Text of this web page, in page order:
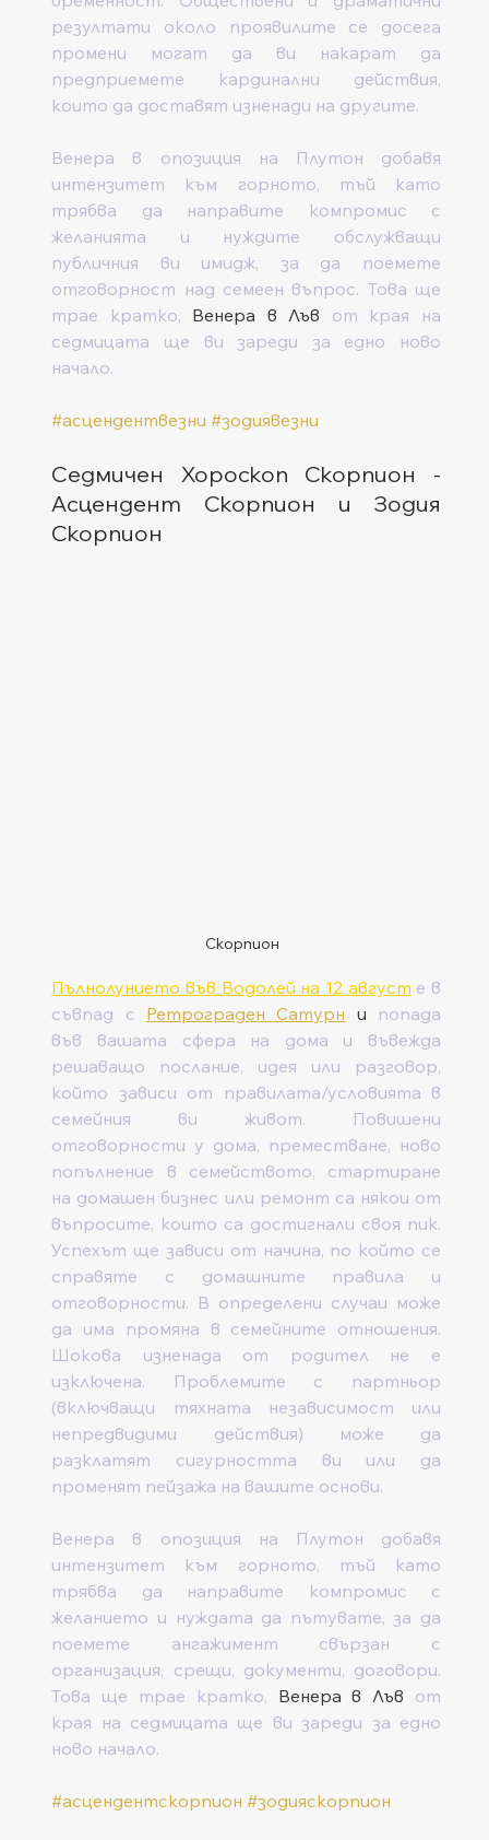
резултати около проявилите се досега
промени могат да ви накарат да
предприемете кардинални действия,
които да доставят изненади на другите.
Венера в опозиция на Плутон добавя
интензитет към горното, тъй като
трябва да направите компромис с
желанията и нуждите обслужващи
публичния ви имидж, за да поемете
отговорност над семеен въпрос. Това ще
трае кратко, Венера в Лъв от края на
седмицата ще ви зареди за едно ново
начало.
#асцендентвезни #зодиявезни
Седмичен Хороскоп Скорпион -
Асцендент Скорпион и Зодия
Скорпион
Скорпион
Пълнолунието във Водолей на 12 август е в
съвпад с Ретрограден Сатурн и попада
във вашата сфера на дома и въвежда
решаващо послание, идея или разговор,
който зависи от правилата/условията в
семейния ви живот. Повишени
отговорности у дома, преместване, ново
попълнение в семейството, стартиране
на домашен бизнес или ремонт са някои от
въпросите, които са достигнали своя пик.
Успехът ще зависи от начина, по който се
справяте с домашните правила и
отговорности. В определени случаи може
да има промяна в семейните отношения.
Шокова изненада от родител не е
изключена. Проблемите с партньор
(включващи тяхната независимост или
непредвидими действия) може да
разклатят сигурността ви или да
променят пейзажа на вашите основи.
Венера в опозиция на Плутон добавя
интензитет към горното, тъй като
трябва да направите компромис с
желанието и нуждата да пътувате, за да
поемете ангажимент свързан с
организация, срещи, документи, договори.
Това ще трае кратко, Венера в Лъв от
края на седмицата ще ви зареди за едно
ново начало.
#асцендентскорпион #зодияскорпион